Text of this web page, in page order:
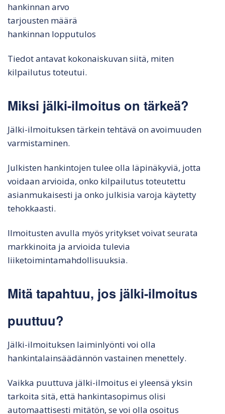
hankinnan arvo
tarjousten määrä
hankinnan lopputulos
Tiedot antavat kokonaiskuvan siitä, miten
kilpailutus toteutui.
Miksi jälki-ilmoitus on tärkeä?
Jälki-ilmoituksen tärkein tehtävä on avoimuuden
varmistaminen.
Julkisten hankintojen tulee olla läpinäkyviä, jotta
voidaan arvioida, onko kilpailutus toteutettu
asianmukaisesti ja onko julkisia varoja käytetty
tehokkaasti.
Ilmoitusten avulla myös yritykset voivat seurata
markkinoita ja arvioida tulevia
liiketoimintamahdollisuuksia.
Mitä tapahtuu, jos jälki-ilmoitus
puuttuu?
Jälki-ilmoituksen laiminlyönti voi olla
hankintalainsäädännön vastainen menettely.
Vaikka puuttuva jälki-ilmoitus ei yleensä yksin
tarkoita sitä, että hankintasopimus olisi
automaattisesti mitätön, se voi olla osoitus